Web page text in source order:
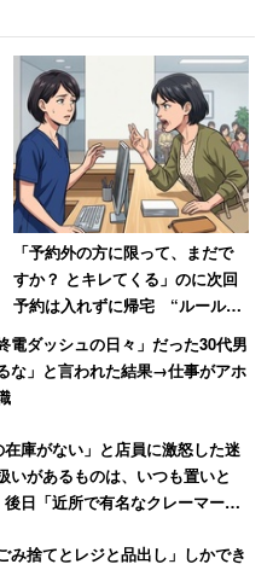
「予約外の方に限って、まだで
すか？ とキレてくる」のに次回
予約は入れずに帰宅 “ルール無
息
電ダッシュの日々」だった30代男
な」と言われた結果→仕事がアホ
庫がない」と店員に激怒した迷
があるものは、いつも置いと
日「近所で有名なクレーマー」
み捨てとレジと品出し」しかでき